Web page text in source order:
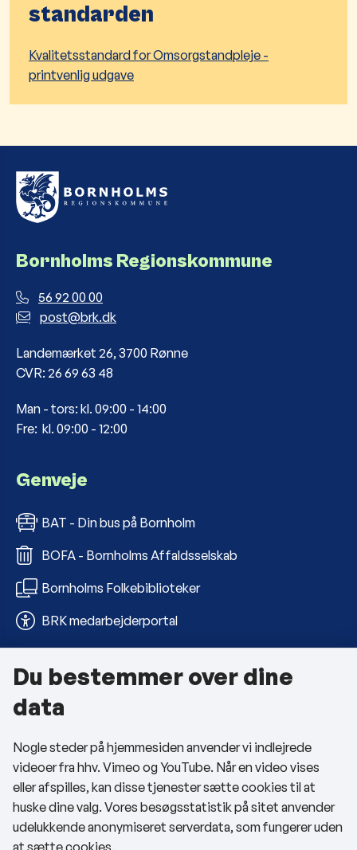
standarden
Kvalitetsstandard for Omsorgstandpleje -
printvenlig udgave
Bornholms Regionskommune
56 92 00 00
post@brk.dk
Landemærket 26, 3700 Rønne
CVR: 26 69 63 48
Man - tors: kl. 09:00 - 14:00
Fre: kl. 09:00 - 12:00
Genveje
BAT - Din bus på Bornholm
BOFA - Bornholms Affaldsselskab
Bornholms Folkebiblioteker
BRK medarbejderportal
Om kommunen
Kontakt os
Telefon- og åbningstider
Tilgængelighedserklæring
Privatlivspolitik
Du bestemmer over dine
data
Nogle steder på hjemmesiden anvender vi indlejrede
videoer fra hhv. Vimeo og YouTube. Når en video vises
eller afspilles, kan disse tjenester sætte cookies til at
huske dine valg. Vores besøgsstatistik på sitet anvender
udelukkende anonymiseret serverdata, som fungerer uden
at sætte cookies.